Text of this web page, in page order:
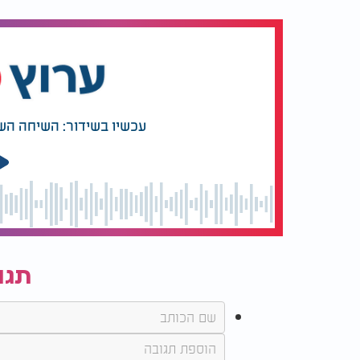
הראשון שזכה להיכנס ללהקה זו. השירות
שיריו באופן מקצועי. הפריצה הגדולה והמפץ
היה שיר שכתב במקור המוזיקאי הערבי
למנהל המוזיקלי שלו, אריה ברקוביץ, אשר
ההקלטה המקורי בידו, עלה גיאת לירושלים
המלצות נוספות
"הייתי מחלל שבת עם
ציצית": יחצ"ן המסיבות
שחקן
עכשיו בשידור: השיחה